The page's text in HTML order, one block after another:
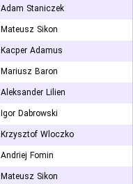
Adam Staniczek
Mateusz Sikon
Kacper Adamus
Mariusz Baron
Aleksander Lilien
Igor Dabrowski
Krzysztof Wloczko
Andriej Fomin
Mateusz Sikon